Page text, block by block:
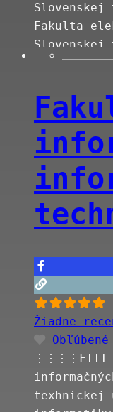
Fakulta
FEI STU)
fakulta na
oblasti.
uznávané
Žiadne
Obľúbené
⋮⋮⋮⋮FIIT
texhnickej